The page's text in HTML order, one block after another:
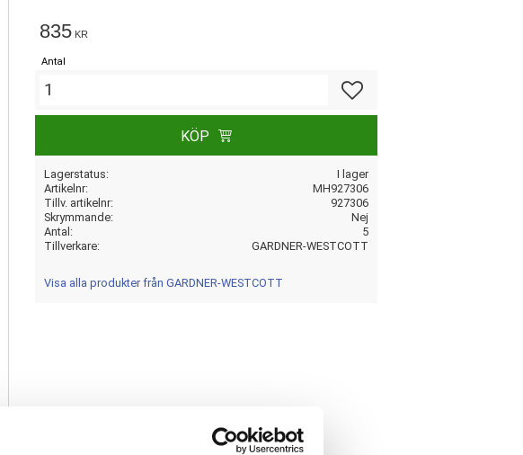
835 KR
Antal
KÖP
Lagerstatus
I lager
Artikelnr
MH927306
Tillv. artikelnr
927306
Skrymmande
Nej
Antal
5
Tillverkare
GARDNER-WESTCOTT
Visa alla produkter från GARDNER-WESTCOTT